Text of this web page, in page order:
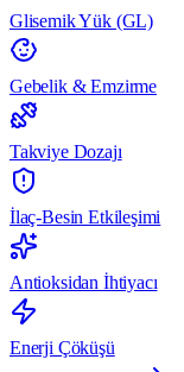
Glisemik Yük (GL)
Gebelik & Emzirme
Takviye Dozajı
İlaç-Besin Etkileşimi
Antioksidan İhtiyacı
Enerji Çöküşü